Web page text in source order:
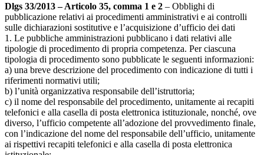
Dlgs 33/2013 – Articolo 35, comma 1 e 2 – Obblighi di
pubblicazione relativi ai procedimenti amministrativi e ai controlli
sulle dichiarazioni sostitutive e l’acquisizione d’ufficio dei dati
1. Le pubbliche amministrazioni pubblicano i dati relativi alle
tipologie di procedimento di propria competenza. Per ciascuna
tipologia di procedimento sono pubblicate le seguenti informazioni:
a) una breve descrizione del procedimento con indicazione di tutti i
riferimenti normativi utili;
b) l’unità organizzativa responsabile dell’istruttoria;
c) il nome del responsabile del procedimento, unitamente ai recapiti
telefonici e alla casella di posta elettronica istituzionale, nonché, ove
diverso, l’ufficio competente all’adozione del provvedimento finale,
con l’indicazione del nome del responsabile dell’ufficio, unitamente
ai rispettivi recapiti telefonici e alla casella di posta elettronica